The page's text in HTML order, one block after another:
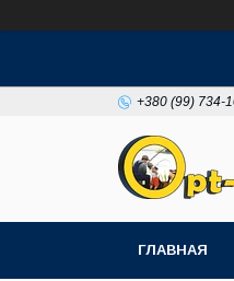
+380 (99) 734-
ГЛАВНАЯ